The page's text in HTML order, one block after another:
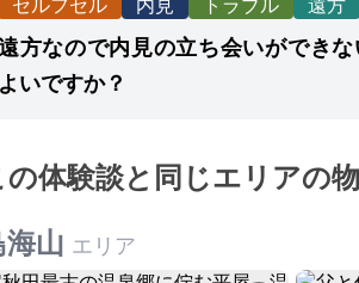
方なので内見の立ち会いができ
よいですか？
の体験談と同じエリアの
山 エリア